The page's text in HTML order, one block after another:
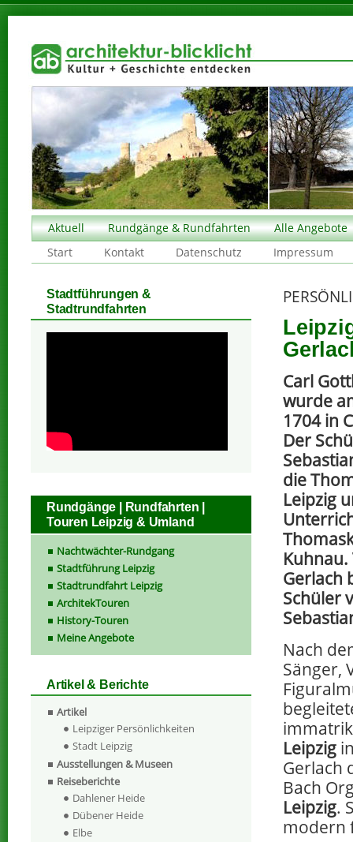
Aktuell Rundgänge & Rundfahrten
Alle Angebote
Start
Kontakt Datenschutz Impressum
Carl
wurde
1704 in
Der
die
Leipzig
Gerlach
Schüler
Nach
Sänger,
Leipzig
Gerlach
Bach
Leipzig.
modern
Stadtführungen &
Stadtrundfahrten
Rundgänge | Rundfahrten |
Touren Leipzig & Umland
Nachtwächter-Rundgang
Stadtführung Leipzig
Stadtrundfahrt Leipzig
ArchitekTouren
History-Touren
Meine Angebote
Artikel & Berichte
Artikel
Leipziger Persönlichkeiten
Stadt Leipzig
Ausstellungen & Museen
Reiseberichte
Dahlener Heide
Dübener Heide
Elbe